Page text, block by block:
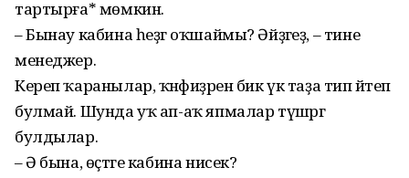
тартырға* мөмкин.
– Бынау кабина һеҙгә оҡшаймы? Әйҙәгеҙ, – тине
менеджер.
Кереп ҡаранылар, ҡәнәфиҙәрен бик үк таҙа тип әйтеп
булмай. Шунда уҡ ап-аҡ япмалар түшәргә
булдылар.
– Ә бына, өҫтәге кабина нисек?